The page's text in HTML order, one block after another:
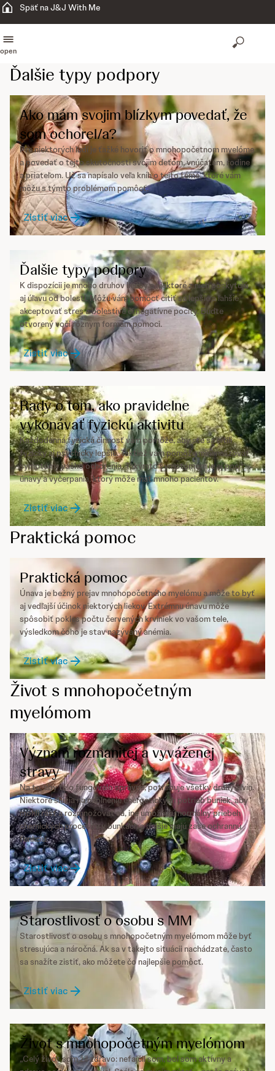
Späť na J&J With Me
open
Ďalšie typy podpory
Ako mám svojim blízkym povedať, že
som ochorel/a?
Pre niektorých ľudí je ťažké hovoriť o mnohopočetnom myelóme
a povedať o tejto skutočnosti svojim deťom, vnúčatám, rodine
a priateľom. Už sa napísalo veľa kníh o tejto téme, ktoré vám
môžu s týmto problémom pomôcť.
Zistiť viac
Ďalšie typy podpory
K dispozícii je mnoho druhov liečby a niektoré z nich poskytujú
aj úľavu od bolesti. Môžu vám pomôcť cítiť sa lepšie a ľahšie
akceptovať stres a bolestivé či negatívne pocity. Buďte
otvorený voči rôznym formám pomoci.
Zistiť viac
Rady o tom, ako pravidelne
vykonávať fyzickú aktivitu
Každodenná fyzická činnosť vám pomôže, aby ste sa cítili
fyzicky aj psychicky lepšie. Taktiež vám pomôže minimalizovať
symptómy vášho ochorenia. Takýmto symptómom je aj pocit
únavy a vyčerpania, ktorý môže mať mnoho pacientov.
Zistiť viac
Praktická pomoc
Praktická pomoc
Únava je bežný prejav mnohopočetného myelómu a môže to byť
aj vedľajší účinok niektorých liekov. Extrémnu únavu môže
spôsobiť pokles počtu červených krviniek vo vašom tele,
výsledkom čoho je stav nazývaný anémia.
Zistiť viac
Život s mnohopočetným
myelómom
Význam rozmanitej a vyváženej
stravy
Na to, aby telo fungovalo správne, potrebuje všetky druhy živín.
Niektoré slúžia na naplnenie energetických potrieb buniek, aby
mohli rásť a rozmnožovať sa, iné umožňujú normálny priebeh
chemických procesov v bunkách a ďalšie majú zase ochrannú
funkciu.
Zistiť viac
Starostlivosť o osobu s MM
Starostlivosť o osobu s mnohopočetným myelómom môže byť
stresujúca a náročná. Ak sa v takejto situácii nachádzate, často
sa snažíte zistiť, ako môžete čo najlepšie pomôcť.
Zistiť viac
Život s mnohopočetným myelómom
„Celý život som žil zdravo: nefajčil som, bol som aktívny a